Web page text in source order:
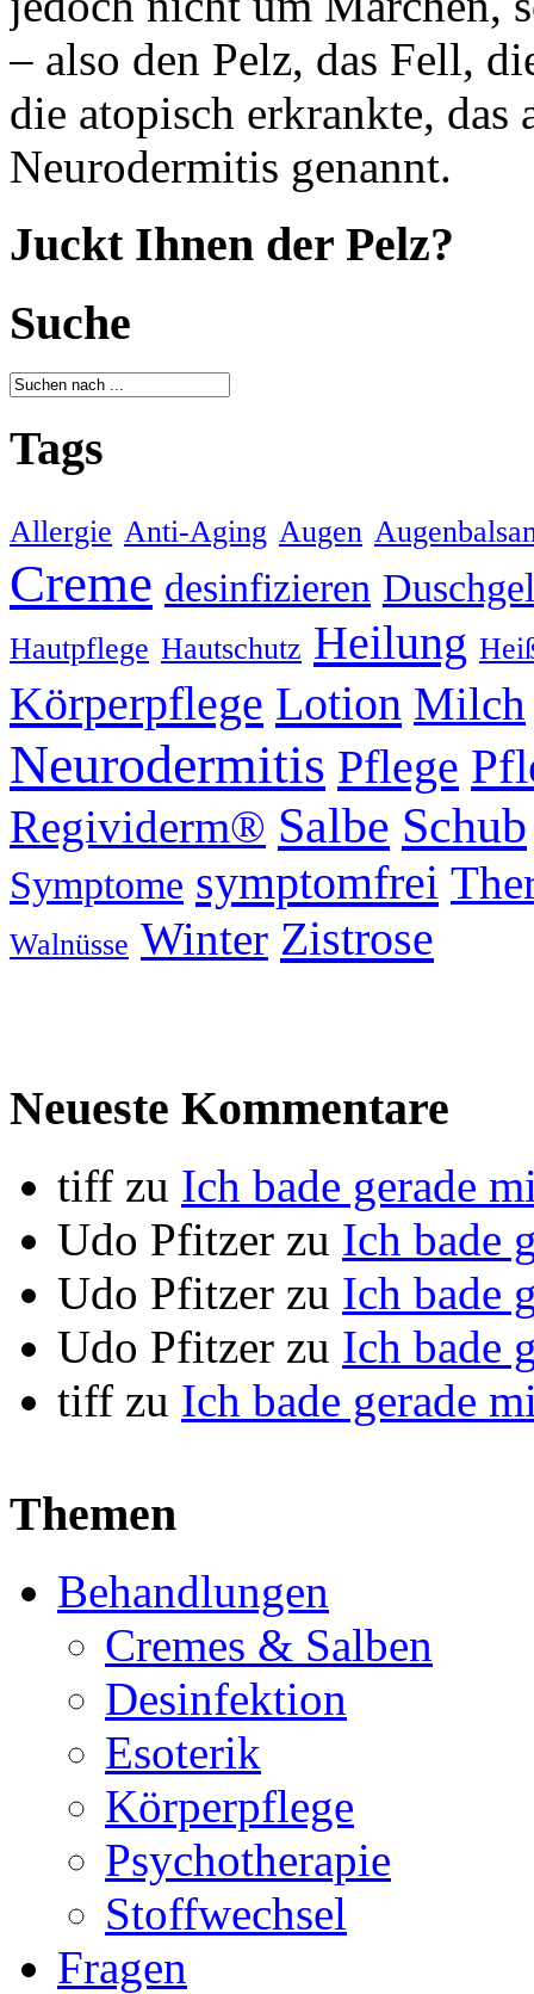
– also den Pelz, das Fell,
die atopisch erkrankte,
Neurodermitis genannt.
Juckt Ihnen der Pelz?
Suche
Tags
Allergie Anti-Aging Augen
Creme desinfizieren Duschgel
Hautpflege Hautschutz Heilung
Körperpflege Lotion Milch
Neurodermitis Pflege
Regividerm® Salbe Schub
Symptome symptomfrei
Walnüsse Winter Zistrose
Neueste Kommentare
tiff zu Ich bade gerade
Udo Pfitzer zu Ich bade
Udo Pfitzer zu Ich bade
Udo Pfitzer zu Ich bade
tiff zu Ich bade gerade
Themen
Behandlungen
Cremes & Salben
Desinfektion
Esoterik
Körperpflege
Psychotherapie
Stoffwechsel
Fragen